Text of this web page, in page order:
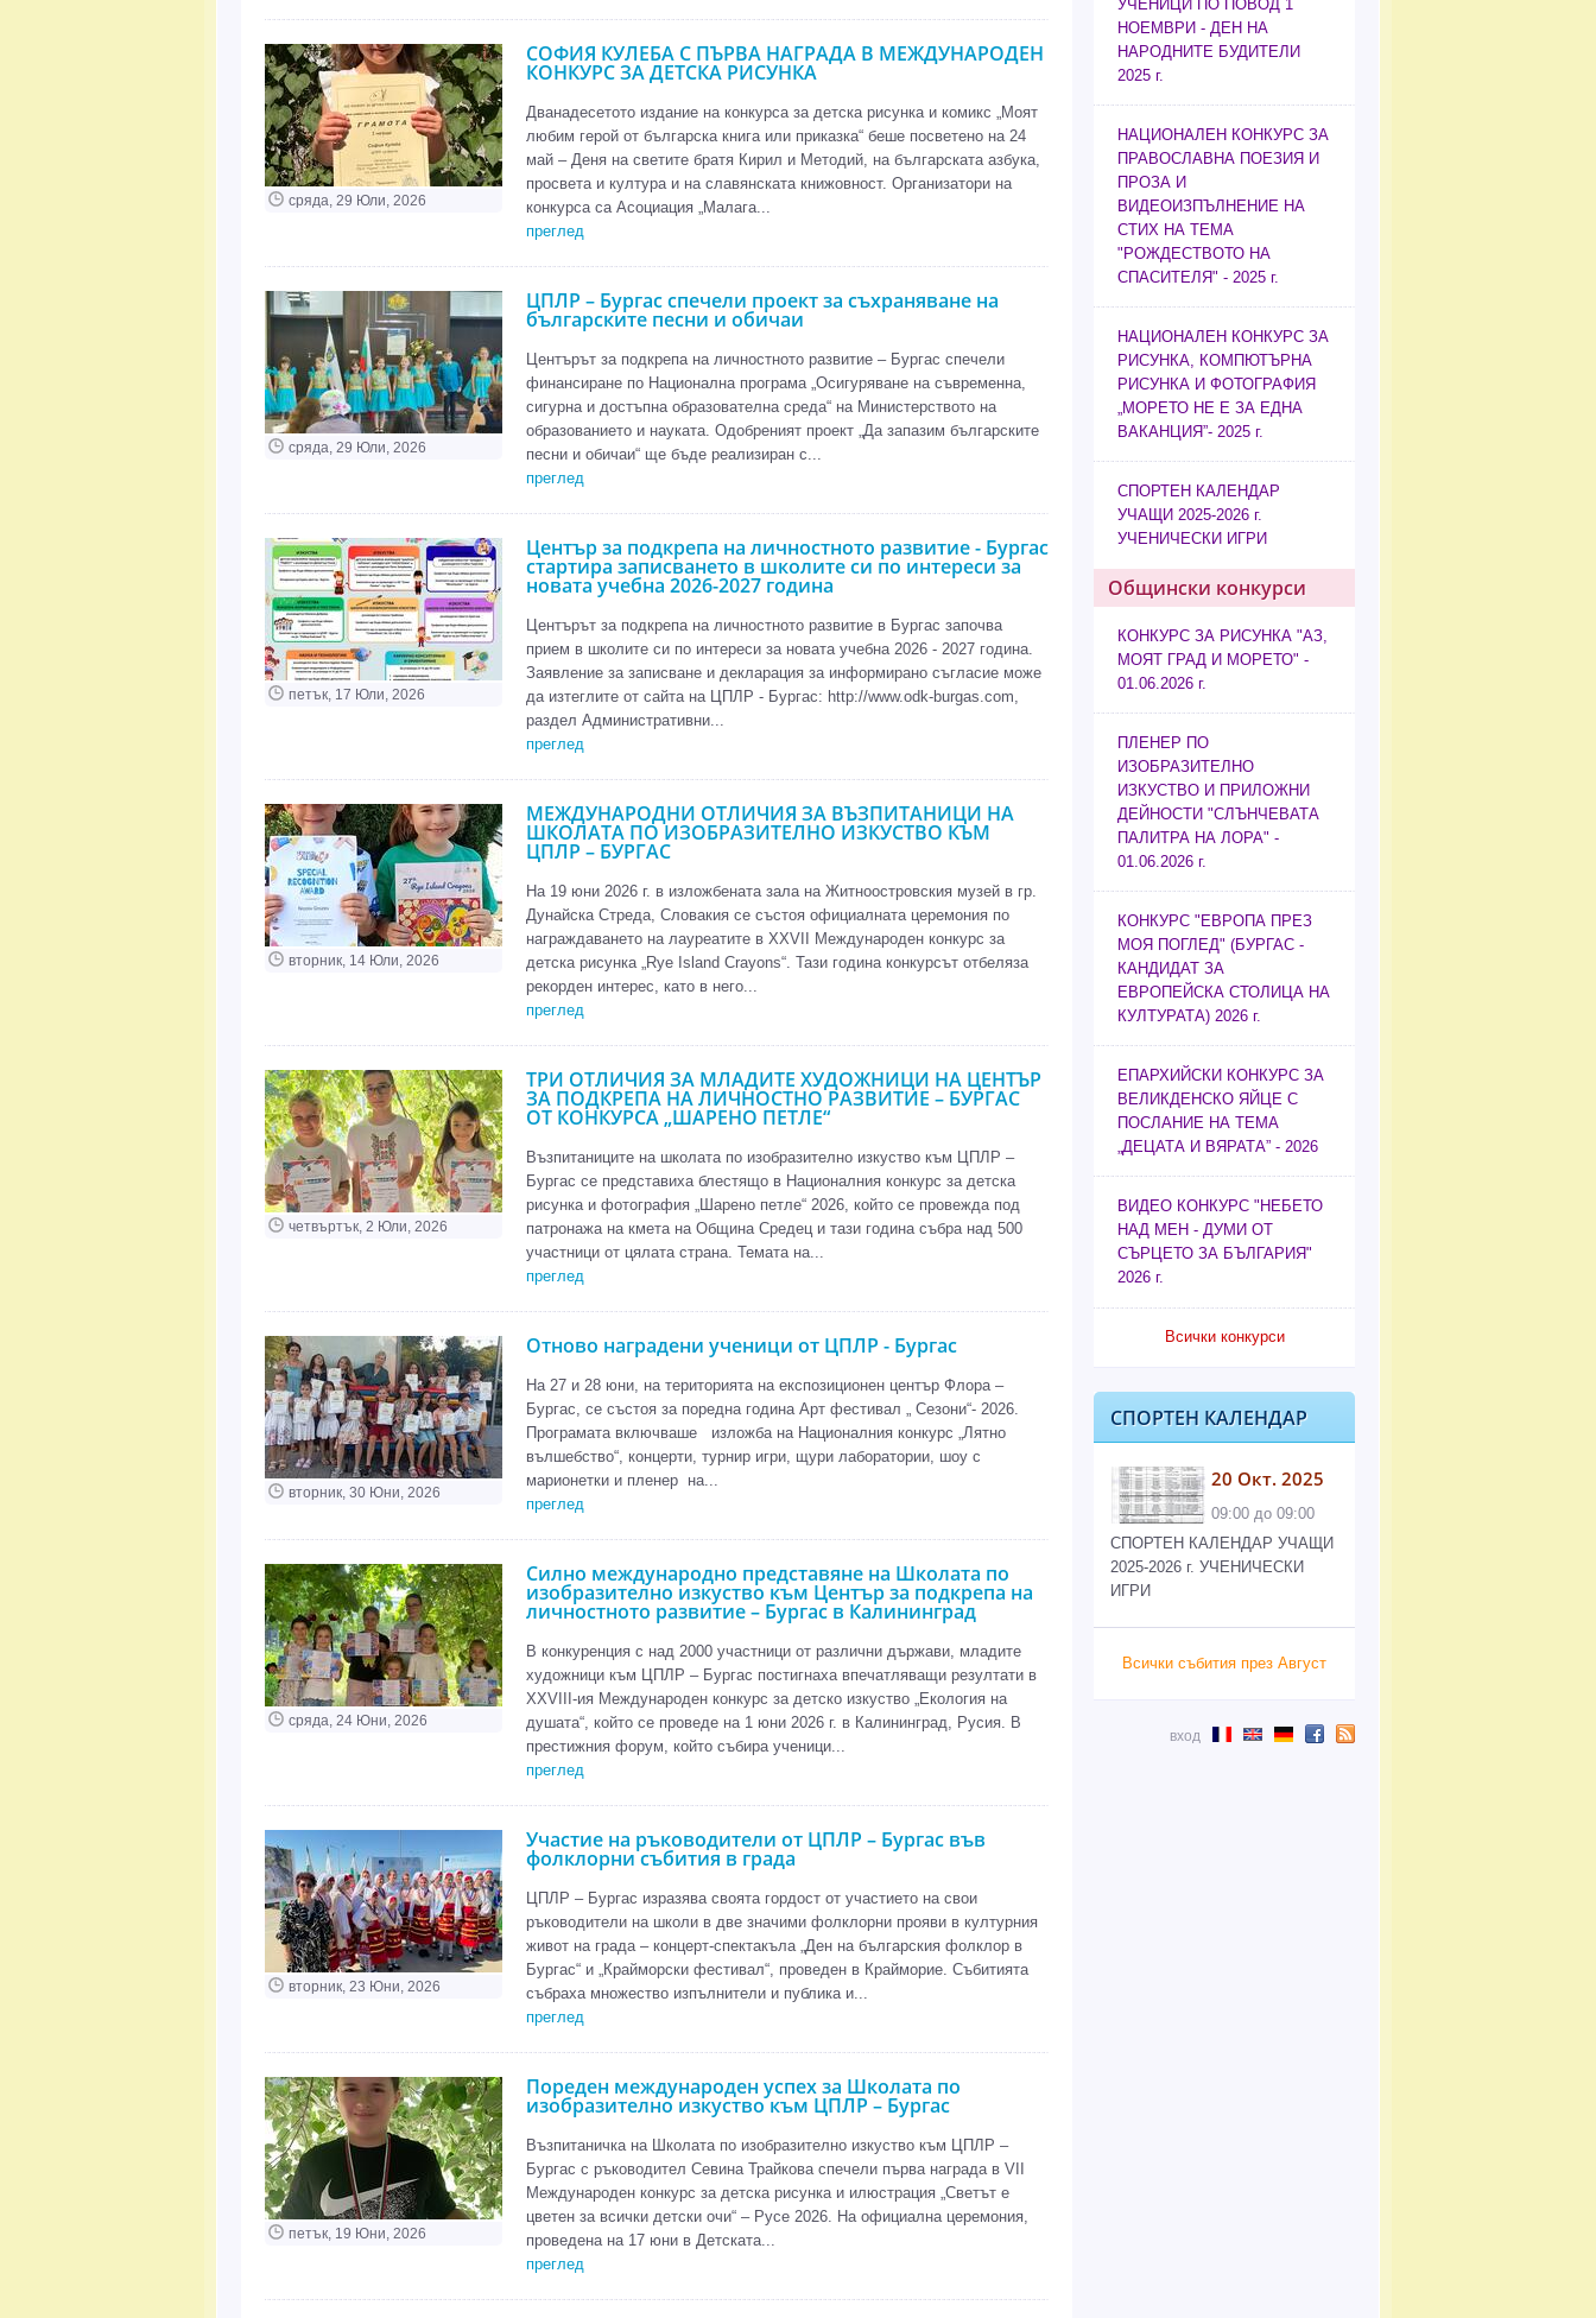
сряда, 29 Юли, 2026
СОФИЯ КУЛЕБА С ПЪРВА НАГРАДА В МЕЖДУНАРОДЕН
КОНКУРС ЗА ДЕТСКА РИСУНКА
Дванадесетото издание на конкурса за детска рисунка и комикс „Моят
любим герой от българска книга или приказка“ беше посветено на 24
май – Деня на светите братя Кирил и Методий, на българската азбука,
просвета и култура и на славянската книжовност. Организатори на
конкурса са Асоциация „Малага...
преглед
сряда, 29 Юли, 2026
ЦПЛР – Бургас спечели проект за съхраняване на
българските песни и обичаи
Центърът за подкрепа на личностното развитие – Бургас спечели
финансиране по Национална програма „Осигуряване на съвременна,
сигурна и достъпна образователна среда“ на Министерството на
образованието и науката. Одобреният проект „Да запазим българските
песни и обичаи“ ще бъде реализиран с...
преглед
петък, 17 Юли, 2026
Център за подкрепа на личностното развитие - Бургас
стартира записването в школите си по интереси за
новата учебна 2026-2027 година
Центърът за подкрепа на личностното развитие в Бургас започва
прием в школите си по интереси за новата учебна 2026 - 2027 година.
Заявление за записване и декларация за информирано съгласие може
да изтеглите от сайта на ЦПЛР - Бургас: http://www.odk-burgas.com,
раздел Административни...
преглед
вторник, 14 Юли, 2026
МЕЖДУНАРОДНИ ОТЛИЧИЯ ЗА ВЪЗПИТАНИЦИ НА
ШКОЛАТА ПО ИЗОБРАЗИТЕЛНО ИЗКУСТВО КЪМ
ЦПЛР – БУРГАС
На 19 юни 2026 г. в изложбената зала на Житноостровския музей в гр.
Дунайска Стреда, Словакия се състоя официалната церемония по
награждаването на лауреатите в XXVII Международен конкурс за
детска рисунка „Rye Island Crayons“. Тази година конкурсът отбеляза
рекорден интерес, като в него...
преглед
четвъртък, 2 Юли, 2026
ТРИ ОТЛИЧИЯ ЗА МЛАДИТЕ ХУДОЖНИЦИ НА ЦЕНТЪР
ЗА ПОДКРЕПА НА ЛИЧНОСТНО РАЗВИТИЕ – БУРГАС
ОТ КОНКУРСА „ШАРЕНО ПЕТЛЕ“
Възпитаниците на школата по изобразително изкуство към ЦПЛР –
Бургас се представиха блестящо в Националния конкурс за детска
рисунка и фотография „Шарено петле“ 2026, който се провежда под
патронажа на кмета на Община Средец и тази година събра над 500
участници от цялата страна. Темата на...
преглед
вторник, 30 Юни, 2026
Отново наградени ученици от ЦПЛР - Бургас
На 27 и 28 юни, на територията на експозиционен център Флора –
Бургас, се състоя за поредна година Арт фестивал „ Сезони“- 2026.
Програмата включваше изложба на Националния конкурс „Лятно
вълшебство“, концерти, турнир игри, щури лаборатории, шоу с
марионетки и пленер на...
преглед
сряда, 24 Юни, 2026
Силно международно представяне на Школата по
изобразително изкуство към Център за подкрепа на
личностното развитие – Бургас в Калининград
В конкуренция с над 2000 участници от различни държави, младите
художници към ЦПЛР – Бургас постигнаха впечатляващи резултати в
XXVIII-ия Международен конкурс за детско изкуство „Екология на
душата“, който се проведе на 1 юни 2026 г. в Калининград, Русия. В
престижния форум, който събира ученици...
преглед
вторник, 23 Юни, 2026
Участие на ръководители от ЦПЛР – Бургас във
фолклорни събития в града
ЦПЛР – Бургас изразява своята гордост от участието на свои
ръководители на школи в две значими фолклорни прояви в културния
живот на града – концерт-спектакъла „Ден на българския фолклор в
Бургас“ и „Крайморски фестивал“, проведен в Крайморие. Събитията
събраха множество изпълнители и публика и...
преглед
петък, 19 Юни, 2026
Пореден международен успех за Школата по
изобразително изкуство към ЦПЛР – Бургас
Възпитаничка на Школата по изобразително изкуство към ЦПЛР –
Бургас с ръководител Севина Трайкова спечели първа награда в VII
Международен конкурс за детска рисунка и илюстрация „Светът е
цветен за всички детски очи“ – Русе 2026. На официална церемония,
проведена на 17 юни в Детската...
преглед
УЧЕНИЦИ ПО ПОВОД 1
НОЕМВРИ - ДЕН НА
НАРОДНИТЕ БУДИТЕЛИ
2025 г.
НАЦИОНАЛЕН КОНКУРС ЗА
ПРАВОСЛАВНА ПОЕЗИЯ И
ПРОЗА И
ВИДЕОИЗПЪЛНЕНИЕ НА
СТИХ НА ТЕМА
"РОЖДЕСТВОТО НА
СПАСИТЕЛЯ" - 2025 г.
НАЦИОНАЛЕН КОНКУРС ЗА
РИСУНКА, КОМПЮТЪРНА
РИСУНКА И ФОТОГРАФИЯ
„МОРЕТО НЕ Е ЗА ЕДНА
ВАКАНЦИЯ”- 2025 г.
СПОРТЕН КАЛЕНДАР
УЧАЩИ 2025-2026 г.
УЧЕНИЧЕСКИ ИГРИ
Общински конкурси
КОНКУРС ЗА РИСУНКА "АЗ,
МОЯТ ГРАД И МОРЕТО" -
01.06.2026 г.
ПЛЕНЕР ПО
ИЗОБРАЗИТЕЛНО
ИЗКУСТВО И ПРИЛОЖНИ
ДЕЙНОСТИ "СЛЪНЧЕВАТА
ПАЛИТРА НА ЛОРА" -
01.06.2026 г.
КОНКУРС "ЕВРОПА ПРЕЗ
МОЯ ПОГЛЕД" (БУРГАС -
КАНДИДАТ ЗА
ЕВРОПЕЙСКА СТОЛИЦА НА
КУЛТУРАТА) 2026 г.
ЕПАРХИЙСКИ КОНКУРС ЗА
ВЕЛИКДЕНСКО ЯЙЦЕ С
ПОСЛАНИЕ НА ТЕМА
„ДЕЦАТА И ВЯРАТА” - 2026
ВИДЕО КОНКУРС "НЕБЕТО
НАД МЕН - ДУМИ ОТ
СЪРЦЕТО ЗА БЪЛГАРИЯ"
2026 г.
Всички конкурси
СПОРТЕН КАЛЕНДАР
20 Окт. 2025
09:00 до 09:00
СПОРТЕН КАЛЕНДАР УЧАЩИ
2025-2026 г. УЧЕНИЧЕСКИ
ИГРИ
Всички събития през Август
вход